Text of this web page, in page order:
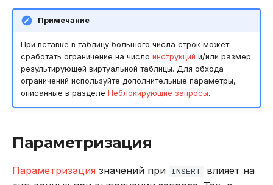
Примечание
При вставке в таблицу большого числа строк может
сработать ограничение на число инструкций и/или размер
результирующей виртуальной таблицы. Для обхода
ограничений используйте дополнительные параметры,
описанные в разделе Неблокирующие запросы.
Параметризация
Параметризация значений при INSERT
влияет на